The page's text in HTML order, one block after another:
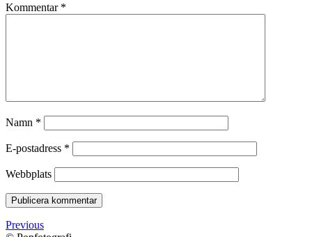
Kommentar *
Namn *
E-postadress *
Webbplats
Previous